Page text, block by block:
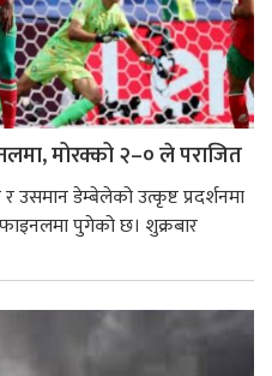
मोरक्को २–० ले पराजित
उसमान डेम्बेलेको उत्कृष्ट प्रदर्शनमा
पुगेको छ। शुक्रबार